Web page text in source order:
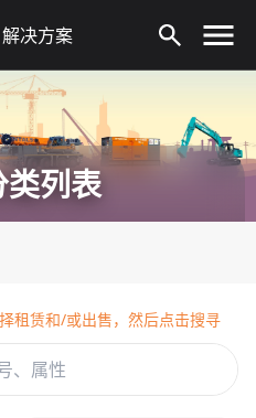
解决方案
列表
租赁和/或出售，然后点击搜寻